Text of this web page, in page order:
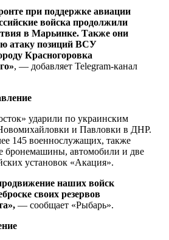
при поддержке авиации
войска продолжили
в Марьинке. Также они
атаку позиций ВСУ
Красногоровка
, — добавляет Telegram-канал
ударили по украинским
и Павловки в ДНР.
145 военнослужащих, также
бронемашины, автомобили и две
установок «Акация».
наших войск
своих резервов
— сообщает «Рыбарь».